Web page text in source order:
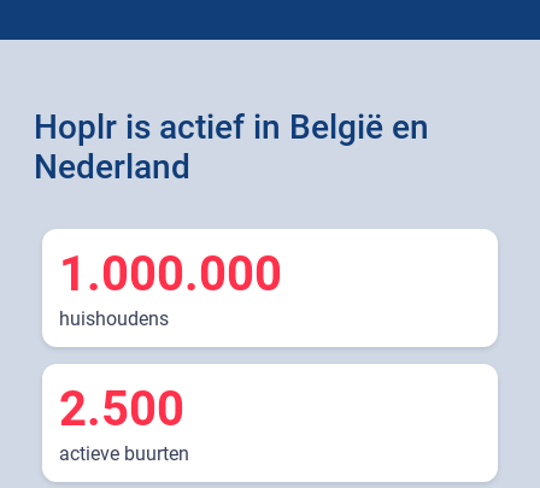
Hoplr is actief in België en
Nederland
1.000.000
huishoudens
2.500
actieve buurten